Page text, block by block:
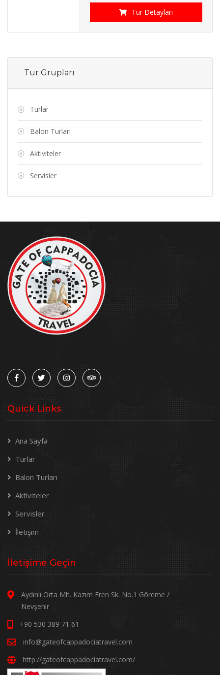
Tur Detayları
Tur Grupları
Turlar
Balon Turları
Aktiviteler
Servisler
Quick Links
Ana Sayfa
Turlar
Balon Turları
Aktiviteler
Servisler
İletişim
İletişime Geçin
Aydınlı Orta Mh. Kazım Eren Sk. No.1 Göreme /
Nevşehir
+90 530 389 71 61
info@gateofcappadociatravel.com
http://gateofcappadociatravel.com/